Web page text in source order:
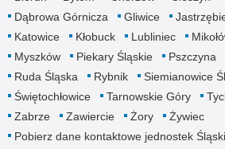
Dąbrowa Górnicza
Gliwice
Katowice
Kłobuck Lubliniec
Myszków
Piekary Śląskie Pszczyna
Ruda Śląska
Rybnik Siemianowice
Świętochłowice
Tarnowskie Góry
Zabrze
Zawiercie Żory
Żywiec
Pobierz dane kontaktowe jednostek